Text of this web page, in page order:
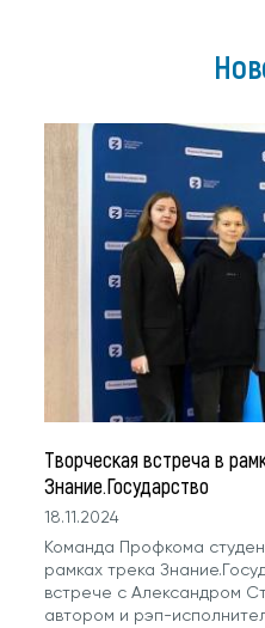
Творческая встреча в
Знание.Государство
18.11.2024
Команда Профкома
рамках трека
встрече с Александром
автором и рэп-